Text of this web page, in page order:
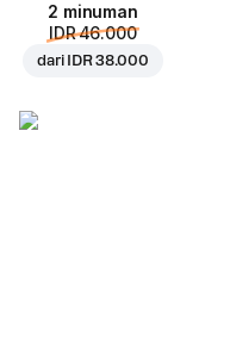
2 minuman
IDR 46.000
dari IDR 38.000